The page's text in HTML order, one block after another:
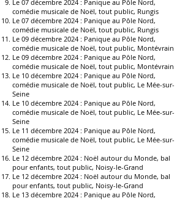
Le 07 décembre 2024 : Panique au Pôle Nord,
comédie musicale de Noël, tout public, Rungis
Le 07 décembre 2024 : Panique au Pôle Nord,
comédie musicale de Noël, tout public, Rungis
Le 09 décembre 2024 : Panique au Pôle Nord,
comédie musicale de Noël, tout public, Montévrain
Le 09 décembre 2024 : Panique au Pôle Nord,
comédie musicale de Noël, tout public, Montévrain
Le 10 décembre 2024 : Panique au Pôle Nord,
comédie musicale de Noël, tout public, Le Mée-sur-
Seine
Le 10 décembre 2024 : Panique au Pôle Nord,
comédie musicale de Noël, tout public, Le Mée-sur-
Seine
Le 11 décembre 2024 : Panique au Pôle Nord,
comédie musicale de Noël, tout public, Le Mée-sur-
Seine
Le 12 décembre 2024 : Noël autour du Monde, bal
pour enfants, tout public, Noisy-le-Grand
Le 12 décembre 2024 : Noël autour du Monde, bal
pour enfants, tout public, Noisy-le-Grand
Le 13 décembre 2024 : Panique au Pôle Nord,